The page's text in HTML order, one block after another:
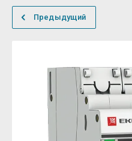
Предыдущий